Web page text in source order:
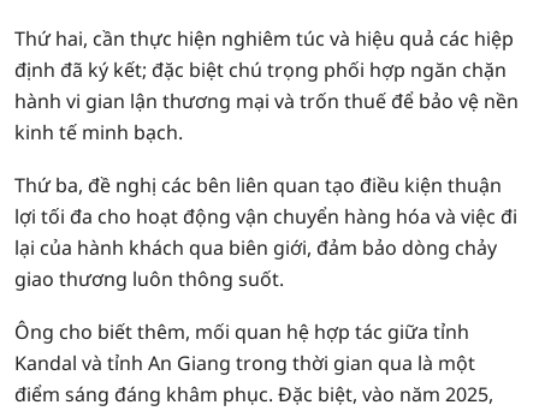
Thứ hai, cần thực hiện nghiêm túc và hiệu quả các hiệp
định đã ký kết; đặc biệt chú trọng phối hợp ngăn chặn
hành vi gian lận thương mại và trốn thuế để bảo vệ nền
kinh tế minh bạch.
Thứ ba, đề nghị các bên liên quan tạo điều kiện thuận
lợi tối đa cho hoạt động vận chuyển hàng hóa và việc đi
lại của hành khách qua biên giới, đảm bảo dòng chảy
giao thương luôn thông suốt.
Ông cho biết thêm, mối quan hệ hợp tác giữa tỉnh
Kandal và tỉnh An Giang trong thời gian qua là một
điểm sáng đáng khâm phục. Đặc biệt, vào năm 2025,